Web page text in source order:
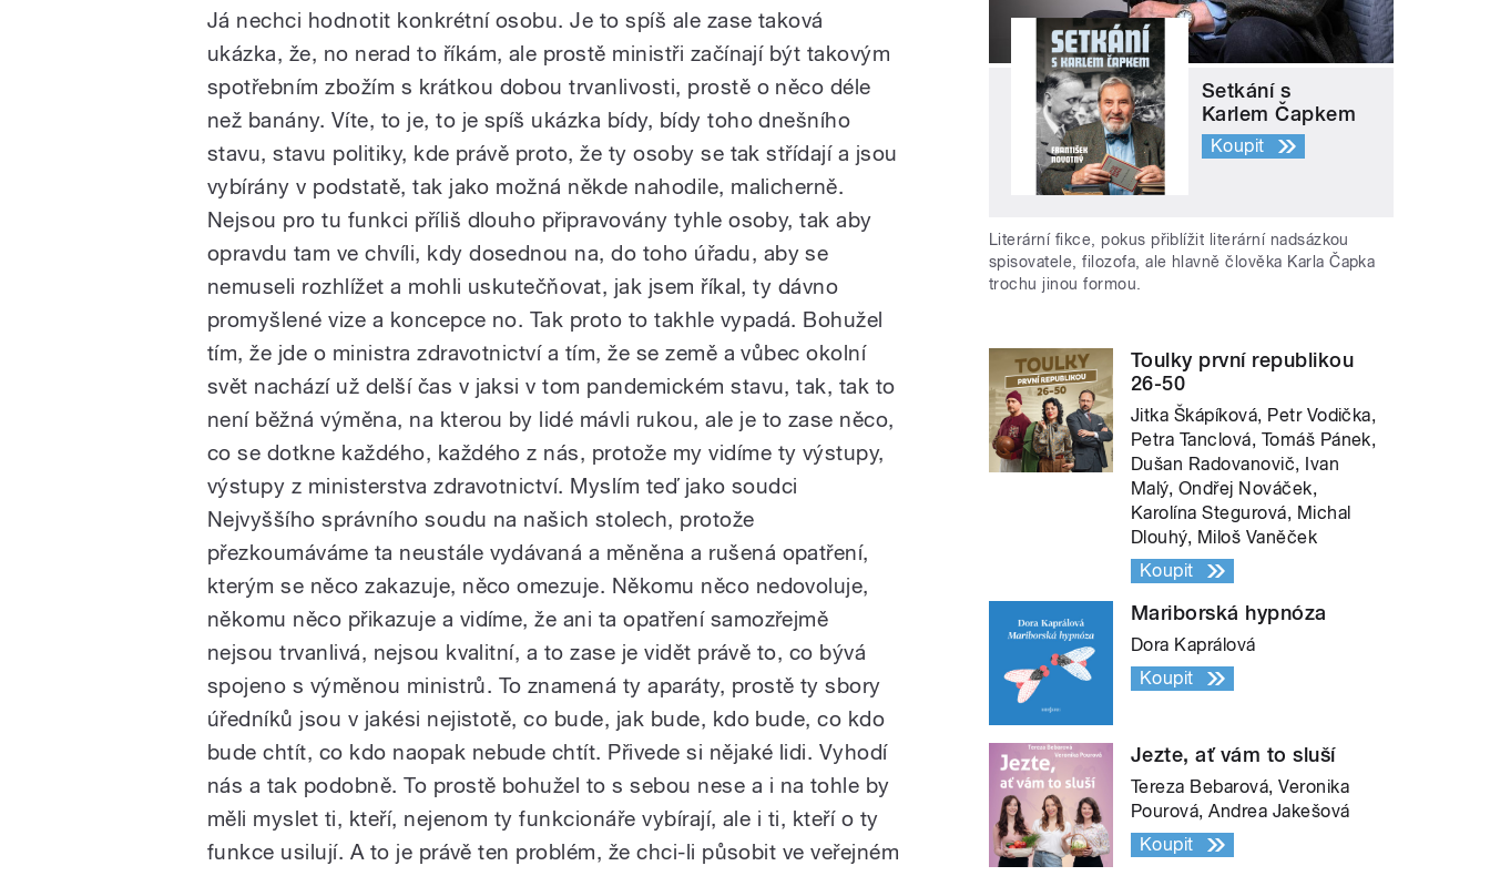
Já nechci hodnotit konkrétní osobu. Je to spíš ale zase taková
ukázka, že, no nerad to říkám, ale prostě ministři začínají být takovým
spotřebním zbožím s krátkou dobou trvanlivosti, prostě o něco déle
než banány. Víte, to je, to je spíš ukázka bídy, bídy toho dnešního
stavu, stavu politiky, kde právě proto, že ty osoby se tak střídají a jsou
vybírány v podstatě, tak jako možná někde nahodile, malicherně.
Nejsou pro tu funkci příliš dlouho připravovány tyhle osoby, tak aby
opravdu tam ve chvíli, kdy dosednou na, do toho úřadu, aby se
nemuseli rozhlížet a mohli uskutečňovat, jak jsem říkal, ty dávno
promyšlené vize a koncepce no. Tak proto to takhle vypadá. Bohužel
tím, že jde o ministra zdravotnictví a tím, že se země a vůbec okolní
svět nachází už delší čas v jaksi v tom pandemickém stavu, tak, tak to
není běžná výměna, na kterou by lidé mávli rukou, ale je to zase něco,
co se dotkne každého, každého z nás, protože my vidíme ty výstupy,
výstupy z ministerstva zdravotnictví. Myslím teď jako soudci
Nejvyššího správního soudu na našich stolech, protože
přezkoumáváme ta neustále vydávaná a měněna a rušená opatření,
kterým se něco zakazuje, něco omezuje. Někomu něco nedovoluje,
někomu něco přikazuje a vidíme, že ani ta opatření samozřejmě
nejsou trvanlivá, nejsou kvalitní, a to zase je vidět právě to, co bývá
spojeno s výměnou ministrů. To znamená ty aparáty, prostě ty sbory
úředníků jsou v jakési nejistotě, co bude, jak bude, kdo bude, co kdo
bude chtít, co kdo naopak nebude chtít. Přivede si nějaké lidi. Vyhodí
nás a tak podobně. To prostě bohužel to s sebou nese a i na tohle by
měli myslet ti, kteří, nejenom ty funkcionáře vybírají, ale i ti, kteří o ty
funkce usilují. A to je právě ten problém, že chci-li působit ve veřejném
Setkání s
Karlem Čapkem
Koupit
Literární fikce, pokus přiblížit literární nadsázkou
spisovatele, filozofa, ale hlavně člověka Karla Čapka
trochu jinou formou.
Toulky první republikou
26-50
Jitka Škápíková, Petr Vodička,
Petra Tanclová, Tomáš Pánek,
Dušan Radovanovič, Ivan
Malý, Ondřej Nováček,
Karolína Stegurová, Michal
Dlouhý, Miloš Vaněček
Koupit
Mariborská hypnóza
Dora Kaprálová
Koupit
Jezte, ať vám to sluší
Tereza Bebarová, Veronika
Pourová, Andrea Jakešová
Koupit